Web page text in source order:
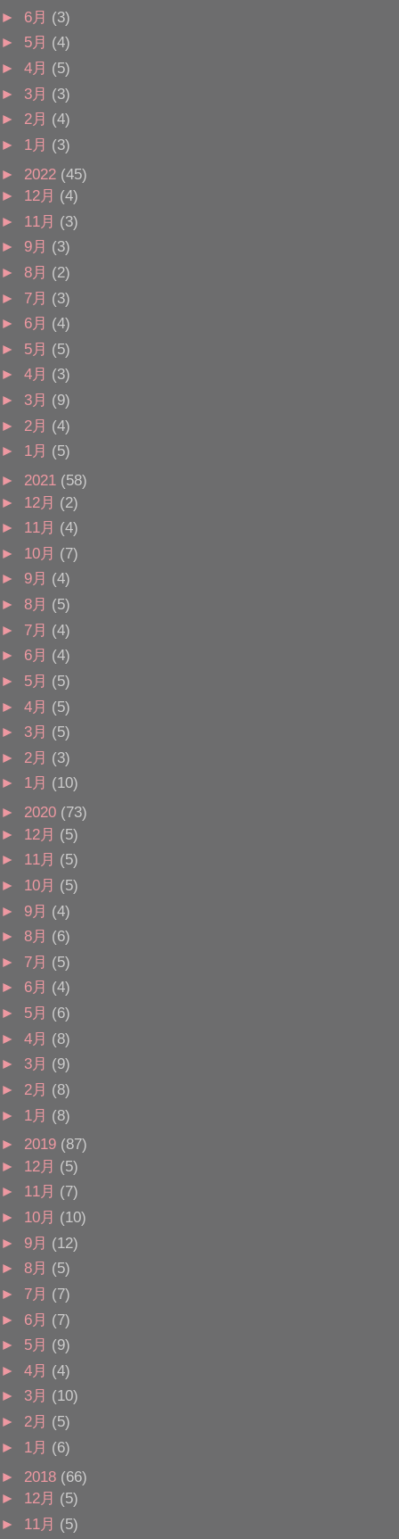
► 6月 (3)
► 5月 (4)
► 4月 (5)
► 3月 (3)
► 2月 (4)
► 1月 (3)
► 2022 (45)
► 12月 (4)
► 11月 (3)
► 9月 (3)
► 8月 (2)
► 7月 (3)
► 6月 (4)
► 5月 (5)
► 4月 (3)
► 3月 (9)
► 2月 (4)
► 1月 (5)
► 2021 (58)
► 12月 (2)
► 11月 (4)
► 10月 (7)
► 9月 (4)
► 8月 (5)
► 7月 (4)
► 6月 (4)
► 5月 (5)
► 4月 (5)
► 3月 (5)
► 2月 (3)
► 1月 (10)
► 2020 (73)
► 12月 (5)
► 11月 (5)
► 10月 (5)
► 9月 (4)
► 8月 (6)
► 7月 (5)
► 6月 (4)
► 5月 (6)
► 4月 (8)
► 3月 (9)
► 2月 (8)
► 1月 (8)
► 2019 (87)
► 12月 (5)
► 11月 (7)
► 10月 (10)
► 9月 (12)
► 8月 (5)
► 7月 (7)
► 6月 (7)
► 5月 (9)
► 4月 (4)
► 3月 (10)
► 2月 (5)
► 1月 (6)
► 2018 (66)
► 12月 (5)
► 11月 (5)